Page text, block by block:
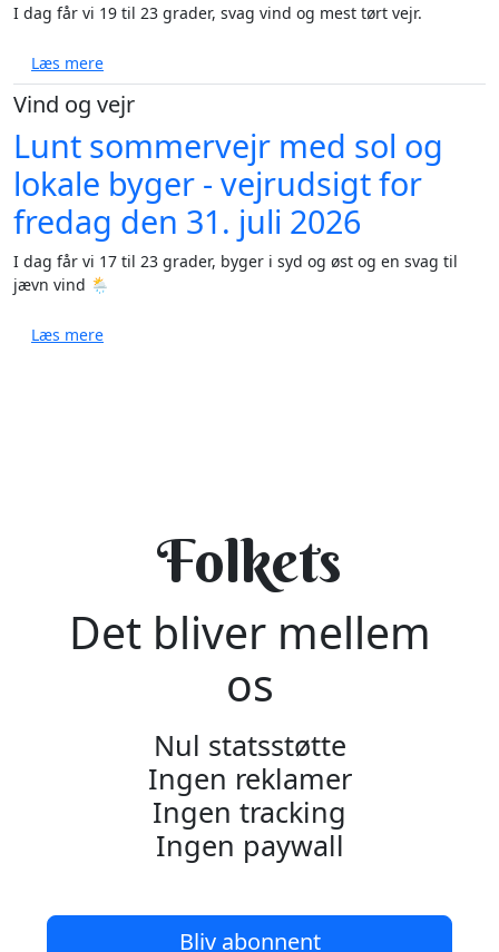
I dag får vi 19 til 23 grader, svag vind og mest tørt vejr.
Læs mereom Solrig weekend med lunt vejr og op til 23
Vind og vejr
Lunt sommervejr med sol og
lokale byger - vejrudsigt for
fredag den 31. juli 2026
I dag får vi 17 til 23 grader, byger i syd og øst og en svag til
jævn vind 🌦️
Læs mereom Lunt sommervejr med sol og lokale byger -
Folkets
Det bliver mellem
os
Nul statsstøtte
Ingen reklamer
Ingen tracking
Ingen paywall
Bliv abonnent